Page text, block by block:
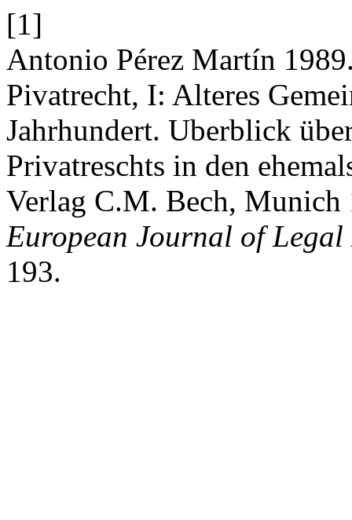
[1]
Antonio Pérez Martín
Pivatrecht, I: Alteres
Jahrhundert. Uberblick
Privatreschts in den
Verlag C.M. Bech,
European Journal of
193.